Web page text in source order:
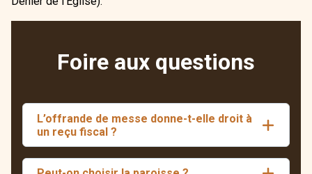
Foire aux questions
L’offrande de messe donne-t-elle droit à
un reçu fiscal ?